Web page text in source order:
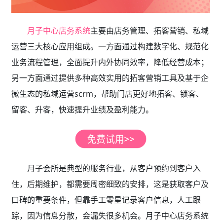
月子中心店务系统主要由店务管理、拓客营销、私域
运营三大核心应用组成。一方面通过构建数字化、规范化
业务流程管理，全面提升内外协同效率，降低经营成本；
另一方面通过提供多种高效实用的拓客营销工具及基于企
微生态的私域运营scrm，帮助门店更好地拓客、锁客、
留客、升客，快速提升业绩及盈利能力。
月子会所是典型的服务行业，从客户预约到客户入
住，后期维护，都需要周密细致的安排，这是获取客户及
口碑的重要条件，但靠手工零星记录客户信息，人工跟
踪，因为信息分散，会漏失很多机会。月子中心店务系统